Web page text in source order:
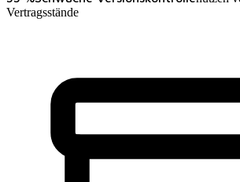
Vertragsstände